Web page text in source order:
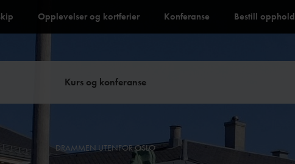
Opplevelser og kortferier Konferanse Bestill opphold
Kurs og konferanse
DRAMMEN UTENFOR OSLO